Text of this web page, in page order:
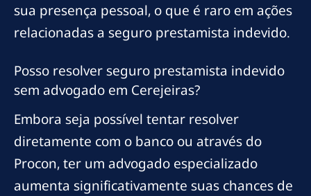
sua presença pessoal, o que é raro em ações
relacionadas a seguro prestamista indevido.
Posso resolver seguro prestamista indevido
sem advogado em Cerejeiras?
Embora seja possível tentar resolver
diretamente com o banco ou através do
Procon, ter um advogado especializado
aumenta significativamente suas chances de